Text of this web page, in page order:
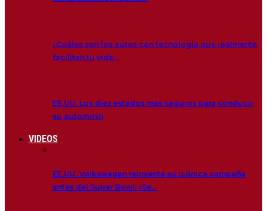
¿Cuáles son los autos con tecnología que realmente
facilitan tu vida…
EE.UU. Los diez estados más seguros para conducir
su automovil
VIDEOS
EE.UU. Volkswagen reinventa su icónica campaña
antes del Super Bowl: «Se…